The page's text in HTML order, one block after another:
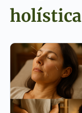
holística